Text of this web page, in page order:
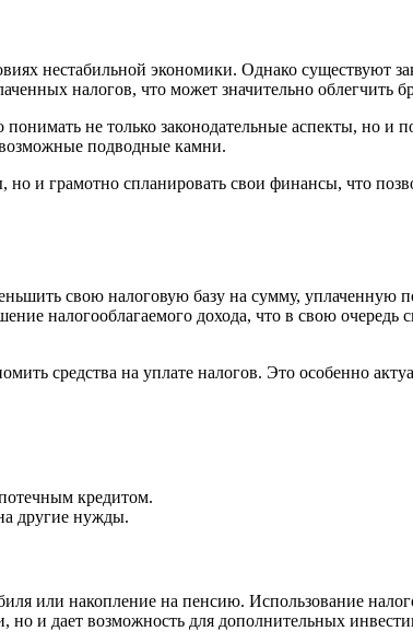
нестабильной экономики. Однако существуют
налогов, что может значительно облегчить
не только законодательные аспекты, но и
подводные камни.
и грамотно спланировать свои финансы, что
свою налоговую базу на сумму, уплаченную
налогооблагаемого дохода, что в свою
средства на уплате налогов. Это особенно
кредитом.
другие нужды.
или накопление на пенсию. Использование
и дает возможность для дополнительных